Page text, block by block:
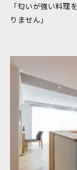
「匂いが強い料理
りません」